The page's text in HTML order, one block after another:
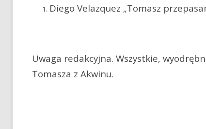
Diego Velazquez „Tomasz
Uwaga redakcyjna. Wszystkie,
Tomasza z Akwinu.